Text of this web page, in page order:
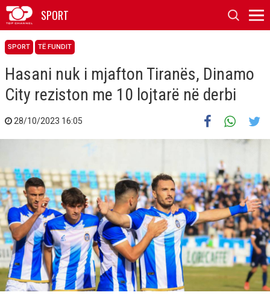
SPORT
SPORT TË FUNDIT
Hasani nuk i mjafton Tiranës, Dinamo
City reziston me 10 lojtarë në derbi
28/10/2023 16:05